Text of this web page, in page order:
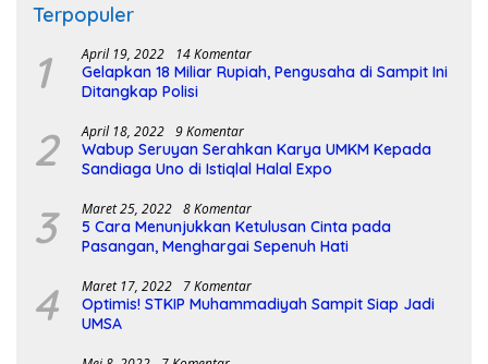
Terpopuler
1 April 19, 2022 14 Komentar
Gelapkan 18 Miliar Rupiah, Pengusaha di Sampit Ini
Ditangkap Polisi
2 April 18, 2022 9 Komentar
Wabup Seruyan Serahkan Karya UMKM Kepada
Sandiaga Uno di Istiqlal Halal Expo
3 Maret 25, 2022 8 Komentar
5 Cara Menunjukkan Ketulusan Cinta pada
Pasangan, Menghargai Sepenuh Hati
4 Maret 17, 2022 7 Komentar
Optimis! STKIP Muhammadiyah Sampit Siap Jadi
UMSA